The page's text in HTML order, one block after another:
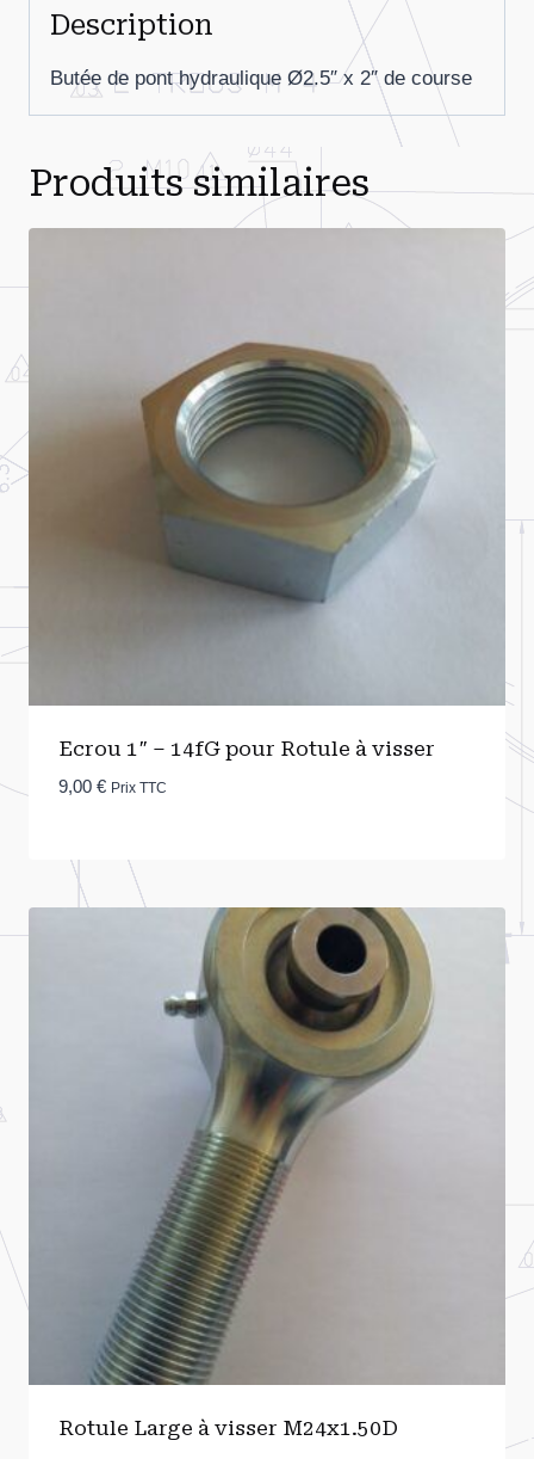
Description
Butée de pont hydraulique Ø2.5″ x 2″ de course
Produits similaires
Ecrou 1″ – 14fG pour Rotule à visser
9,00 € Prix TTC
Rotule Large à visser M24x1.50D